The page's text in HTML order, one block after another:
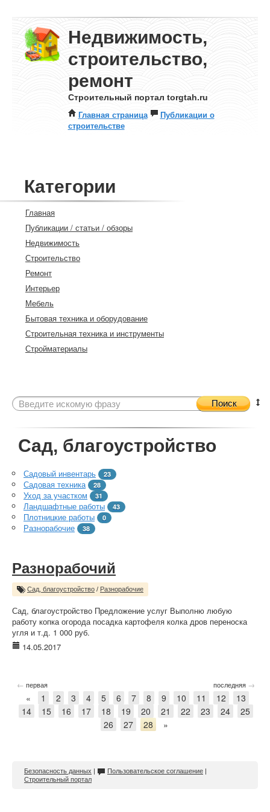
Недвижимость,
строительство,
ремонт
Строительный портал torgtah.ru
Главная страница
Публикации о
строительстве
Категории
Главная
Публикации / статьи / обзоры
Недвижимость
Строительство
Ремонт
Интерьер
Мебель
Бытовая техника и оборудование
Строительная техника и инструменты
Стройматериалы
Поиск
Сад, благоустройство
Садовый инвентарь 23
Садовая техника 28
Уход за участком 31
Ландшафтные работы 43
Плотницкие работы 0
Разнорабочие 38
Разнорабочий
Сад, благоустройство / Разнорабочие
Сад, благоустройство Предложение услуг Выполню любую
работу копка огорода посадка картофеля колка дров переноска
угля и т.д. 1 000 руб.
14.05.2017
← первая последняя →
« 1 2 3 4 5 6 7 8 9 10 11 12
13
14
15 16 17 18 19 20 21 22 23 24
25
26
27 28 »
Безопасность данных | Пользовательское соглашение |
Строительный портал